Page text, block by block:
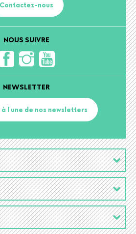
Contactez-nous
NOUS SUIVRE
NEWSLETTER
l'une de nos newsletters